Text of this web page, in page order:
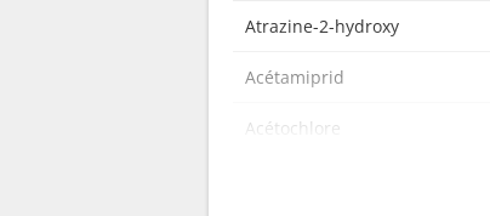
Atrazine-2-hydroxy
Acétamiprid
Acétochlore